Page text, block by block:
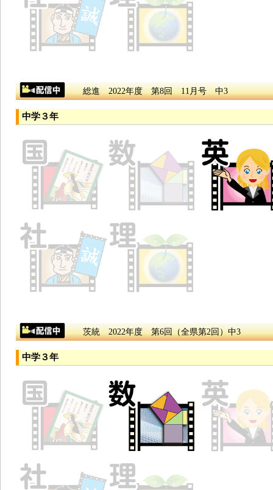
総進 2022年度 第8回 11月号 中3
中学３年
茨統 2022年度 第6回（全県第2回）中3
中学３年